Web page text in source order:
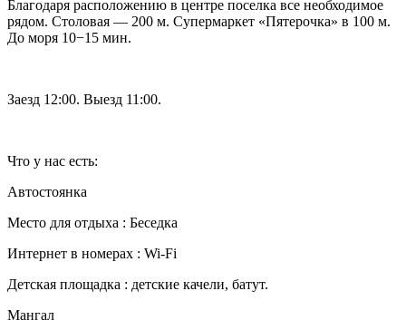
Благодаря расположению в центре поселка все необходимое
рядом. Столовая — 200 м. Супермаркет «Пятерочка» в 100 м.
До моря 10−15 мин.
Заезд 12:00. Выезд 11:00.
Что у нас есть:
Автостоянка
Место для отдыха : Беседка
Интернет в номерах : Wi-Fi
Детская площадка : детские качели, батут.
Мангал